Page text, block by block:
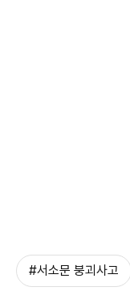
#서소문 붕괴사고